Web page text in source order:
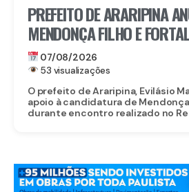
PREFEITO DE ARARIPINA
MENDONÇA FILHO E
CANDIDATURA NO SERTÃO
07/08/2026
53 visualizações
O prefeito de Araripina, Evilásio
apoio à candidatura de Mendonça
durante encontro realizado no